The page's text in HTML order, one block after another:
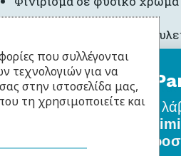
Σταθερή δομή με
απόλυτη ασφάλεια.
Αυτό το μοντέλο
ξύλου.
Η έκδοση με φυσικό ξύλο
χωρίς επεξεργασία .
που συλλέγονται
τεχνολογιών για να
στην ιστοσελίδα μας,
τη χρησιμοποιείτε και
BabyLlama
Γίνε μέλοςκαι
όλα τα νέα σχέδια,
ειδικές